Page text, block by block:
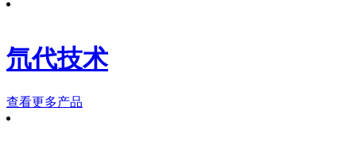
氘代技术
查看更多产品